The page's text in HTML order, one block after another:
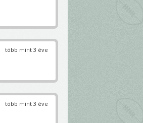
több mint 3 éve
több mint 3 éve